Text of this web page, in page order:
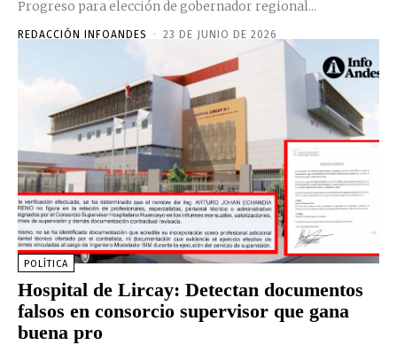
Progreso para elección de gobernador regional...
REDACCIÓN INFOANDES - 23 DE JUNIO DE 2026
POLÍTICA
Hospital de Lircay: Detectan documentos
falsos en consorcio supervisor que gana
buena pro